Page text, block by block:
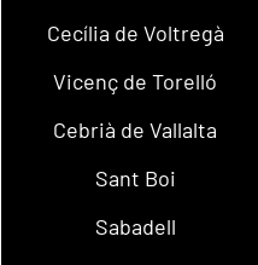
Cecília de Voltregà
Vicenç de Torelló
Cebrià de Vallalta
Sant Boi
Sabadell